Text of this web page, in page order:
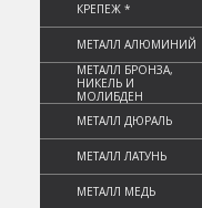
КРЕПЕЖ *
МЕТАЛЛ АЛЮМИНИЙ
МЕТАЛЛ БРОНЗА,
НИКЕЛЬ И
МОЛИБДЕН
МЕТАЛЛ ДЮРАЛЬ
МЕТАЛЛ ЛАТУНЬ
МЕТАЛЛ МЕДЬ